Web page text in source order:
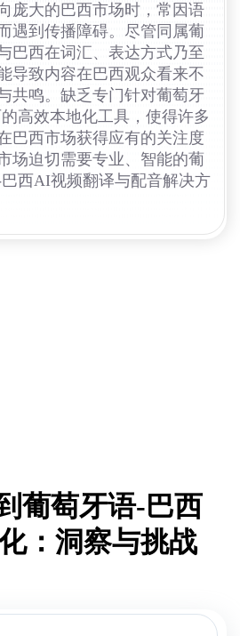
庞大的巴西市场时，常因语
遇到传播障碍。尽管同属葡
巴西在词汇、表达方式乃至
导致内容在巴西观众看来不
共鸣。缺乏专门针对葡萄牙
高效本地化工具，使得许多
巴西市场获得应有的关注度
场迫切需要专业、智能的葡
西AI视频翻译与配音解决方
葡萄牙语-巴西
：洞察与挑战